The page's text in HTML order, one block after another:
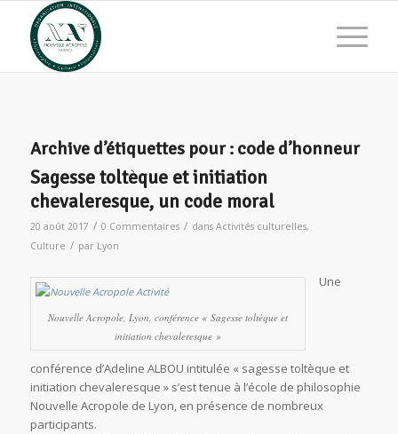
Archive d’étiquettes pour : code d’honneur
Sagesse toltèque et initiation
chevaleresque, un code moral
20 août 2017 / 0 Commentaires / dans Activités culturelles,
Culture / par Lyon
Nouvelle Acropole, Lyon, conférence « Sagesse toltèque et
initiation chevaleresque »
Une
conférence d’Adeline ALBOU intitulée « sagesse toltèque et
initiation chevaleresque » s’est tenue à l’école de philosophie
Nouvelle Acropole de Lyon, en présence de nombreux
participants.